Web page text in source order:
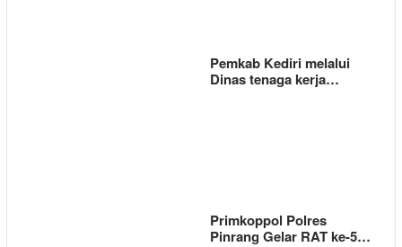
Pemkab Kediri melalui
Dinas tenaga kerja…
Primkoppol Polres
Pinrang Gelar RAT ke-5…